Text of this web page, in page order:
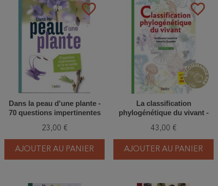
favorite_border
Dans la peau d'une plante -
70 questions impertinentes
23,00 €
AJOUTER AU PANIER
favorite_border
La classification
phylogénétique du vivant -
43,00 €
AJOUTER AU PANIER